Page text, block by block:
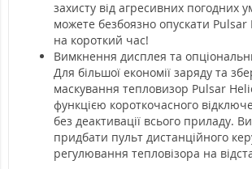
захисту від агресивних погодних
можете безбоязно опускати Pulsar
на короткий час!
Вимкнення дисплея та
Для більшої економії заряду та
маскування тепловизор Pulsar
функцією короткочасного
без деактивації всього приладу.
придбати пульт дистанційного
регулювання тепловізора на